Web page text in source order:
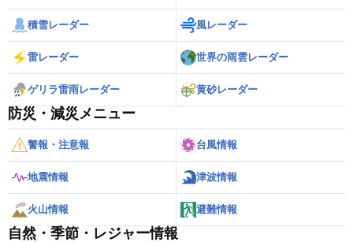
積雪レーダー 風レーダー
雷レーダー 世界の雨雲レーダー
ゲリラ雷雨レーダー 黄砂レーダー
防災・減災メニュー
警報・注意報 台風情報
地震情報 津波情報
火山情報 避難情報
自然・季節・レジャー情報